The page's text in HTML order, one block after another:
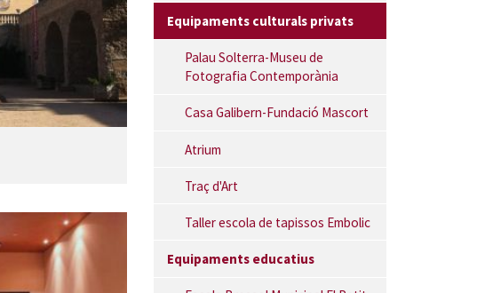
Equipaments culturals privats
Palau Solterra-Museu de
Fotografia Contemporània
Casa Galibern-Fundació Mascort
Atrium
Traç d'Art
Taller escola de tapissos Embolic
Equipaments educatius